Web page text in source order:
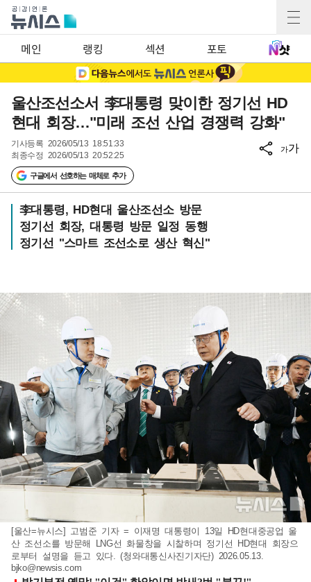
메인 랭킹 섹션 포토
울산조선소서 李대통령 맞이한 정기선 HD
현대 회장…"미래 조선 산업 경쟁력 강화"
기사등록 2026/05/13 18:51:33
최종수정 2026/05/13 20:52:25
구글에서 선호하는 매체로 추가
가가
李대통령, HD현대 울산조선소 방문
정기선 회장, 대통령 방문 일정 동행
정기선 "스마트 조선소로 생산 혁신"
[울산=뉴시스] 고범준 기자 = 이재명 대통령이 13일 HD현대중공업 울
산 조선소를 방문해 LNG선 화물창을 시찰하며 정기선 HD현대 회장으
로부터 설명을 듣고 있다. (청와대통신사진기자단) 2026.05.13.
bjko@newsis.com